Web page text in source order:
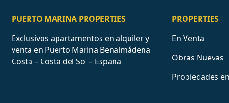
PUERTO MARINA PROPERTIES
Exclusivos apartamentos en alquiler y
venta en Puerto Marina Benalmádena
Costa – Costa del Sol – España
PROPERTIES
En Venta
Obras Nuevas
Propiedades